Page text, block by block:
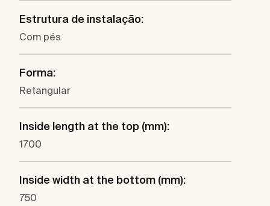
Estrutura de instalação:
Com pés
Forma:
Retangular
Inside length at the top (mm):
1700
Inside width at the bottom (mm):
750